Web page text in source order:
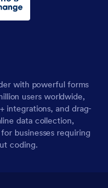
with powerful forms
users worldwide,
integrations, and drag-
data collection,
businesses requiring
coding.